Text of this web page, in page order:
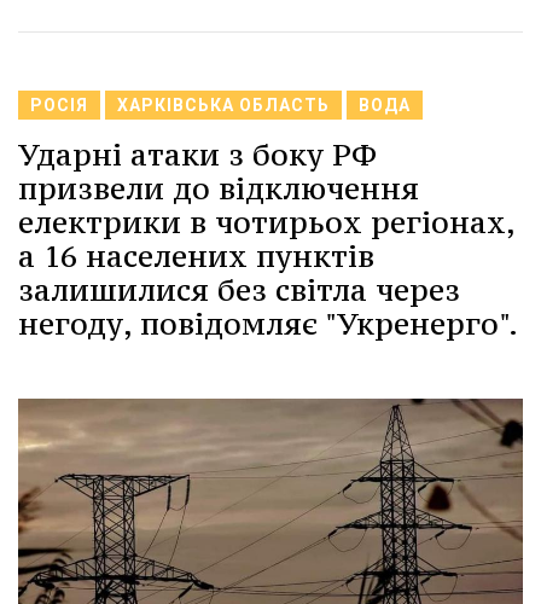
РОСІЯ ХАРКІВСЬКА ОБЛАСТЬ ВОДА
Ударні атаки з боку РФ
призвели до відключення
електрики в чотирьох регіонах,
а 16 населених пунктів
залишилися без світла через
негоду, повідомляє "Укренерго".